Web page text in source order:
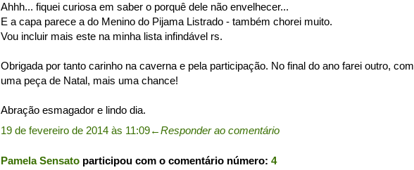
Ahhh... fiquei curiosa em saber o porquê dele não envelhecer...
E a capa parece a do Menino do Pijama Listrado - também chorei muito.
Vou incluir mais este na minha lista infindável rs.
Obrigada por tanto carinho na caverna e pela participação. No final do ano farei outro, com
uma peça de Natal, mais uma chance!
Abração esmagador e lindo dia.
19 de fevereiro de 2014 às 11:09←Responder ao comentário
Pamela Sensato participou com o comentário número: 4